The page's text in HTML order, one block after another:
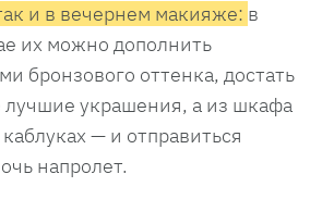
и в вечернем макияже: в
их можно дополнить
бронзового оттенка, достать
лучшие украшения, а из шкафа
— и отправиться
напролет.